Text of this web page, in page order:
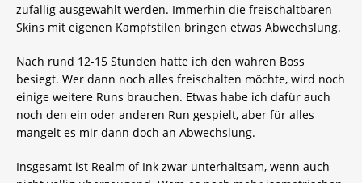
zufällig ausgewählt werden. Immerhin die freischaltbaren
Skins mit eigenen Kampfstilen bringen etwas Abwechslung.
Nach rund 12-15 Stunden hatte ich den wahren Boss
besiegt. Wer dann noch alles freischalten möchte, wird noch
einige weitere Runs brauchen. Etwas habe ich dafür auch
noch den ein oder anderen Run gespielt, aber für alles
mangelt es mir dann doch an Abwechslung.
Insgesamt ist Realm of Ink zwar unterhaltsam, wenn auch